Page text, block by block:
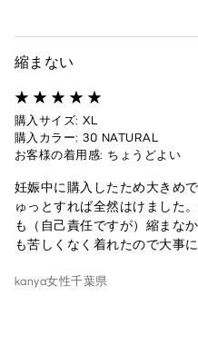
縮まない
購入サイズ: XL
購入カラー: 30 NATURAL
お客様の着用感: ちょうどよい
妊娠中に購入したため大きめ
ゅっとすれば全然はけました
も（自己責任ですが）縮まな
も苦しくなく着れたので大事
kanya女性千葉県